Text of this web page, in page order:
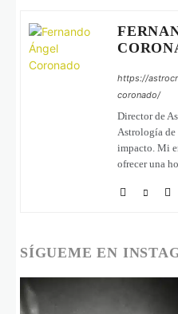
https://
coronado/
Director de
Astrología
impacto. Mi
ofrecer una
SÍGUEME EN